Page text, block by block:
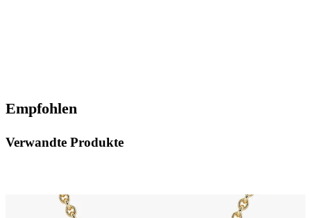
Empfohlen
Verwandte Produkte